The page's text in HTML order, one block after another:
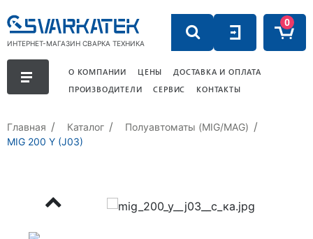
ИНТЕРНЕТ-МАГАЗИН СВАРКА ТЕХНИКА
0
О КОМПАНИИ ЦЕНЫ
ДОСТАВКА И ОПЛАТА
ПРОИЗВОДИТЕЛИ
СЕРВИС КОНТАКТЫ
Главная Каталог
Полуавтоматы (MIG/MAG)
MIG 200 Y (J03)